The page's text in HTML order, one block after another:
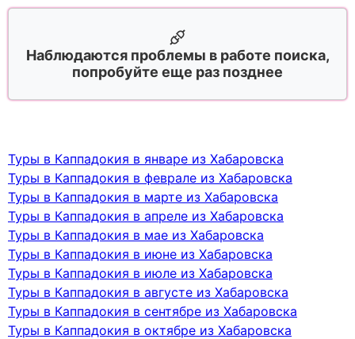
Наблюдаются проблемы в работе поиска,
попробуйте еще раз позднее
Туры в Каппадокия в январе из Хабаровска
Туры в Каппадокия в феврале из Хабаровска
Туры в Каппадокия в марте из Хабаровска
Туры в Каппадокия в апреле из Хабаровска
Туры в Каппадокия в мае из Хабаровска
Туры в Каппадокия в июне из Хабаровска
Туры в Каппадокия в июле из Хабаровска
Туры в Каппадокия в августе из Хабаровска
Туры в Каппадокия в сентябре из Хабаровска
Туры в Каппадокия в октябре из Хабаровска